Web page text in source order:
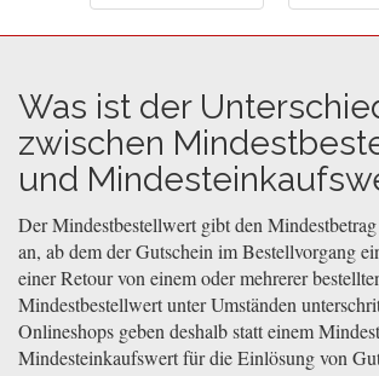
Was ist der
zwischen
und
Der Mindestbestellwert gibt den
an, ab dem der Gutschein im Bestellvorgang
einer Retour von einem oder mehrerer
Mindestbestellwert unter Umständen
Onlineshops geben deshalb statt einem
Mindesteinkaufswert für die Einlösung von